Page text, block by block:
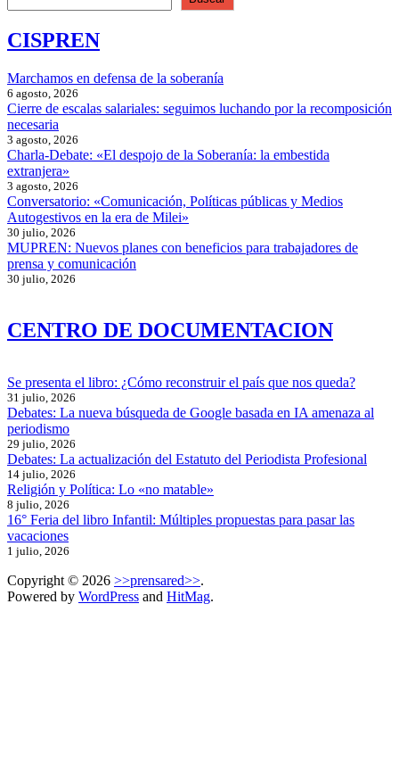
CISPREN
Marchamos en defensa de la soberanía
6 agosto, 2026
Cierre de escalas salariales: seguimos luchando por la recomposición
necesaria
3 agosto, 2026
Charla-Debate: «El despojo de la Soberanía: la embestida
extranjera»
3 agosto, 2026
Conversatorio: «Comunicación, Políticas públicas y Medios
Autogestivos en la era de Milei»
30 julio, 2026
MUPREN: Nuevos planes con beneficios para trabajadores de
prensa y comunicación
30 julio, 2026
CENTRO DE DOCUMENTACION
Se presenta el libro: ¿Cómo reconstruir el país que nos queda?
31 julio, 2026
Debates: La nueva búsqueda de Google basada en IA amenaza al
periodismo
29 julio, 2026
Debates: La actualización del Estatuto del Periodista Profesional
14 julio, 2026
Religión y Política: Lo «no matable»
8 julio, 2026
16° Feria del libro Infantil: Múltiples propuestas para pasar las
vacaciones
1 julio, 2026
Copyright © 2026 >>prensared>>.
Powered by WordPress and HitMag.